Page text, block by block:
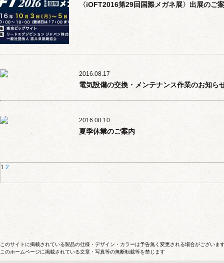
〈iOFT2016第29回国際メガネ展〉出展のご
2016.08.17
電気設備の交換・メンテナンス作業のお知ら
2016.08.10
夏季休業のご案内
1 2
このサイトに掲載されている製品の仕様・デザイン・カラーは予告無く変更される場合がござい
このホームページに掲載されている文章・写真等の無断転載等を禁じます